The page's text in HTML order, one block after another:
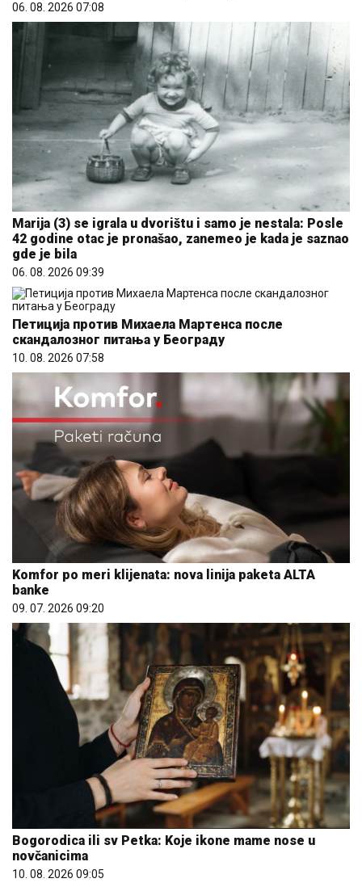
06. 08. 2026 07:08
Marija (3) se igrala u dvorištu i samo je nestala: Posle
42 godine otac je pronašao, zanemeo je kada je saznao
gde je bila
06. 08. 2026 09:39
Петиција против Михаела Мартенса после
скандалозног питања у Београду
10. 08. 2026 07:58
Komfor po meri klijenata: nova linija paketa ALTA
banke
09. 07. 2026 09:20
Bogorodica ili sv Petka: Koje ikone mame nose u
novčanicima
10. 08. 2026 09:05